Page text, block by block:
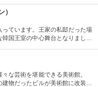
てたのしい、作って楽しい工房
）
ています。王家の私邸だった場
国王室の中心舞台となりまし
ミックスされた面白い造りとな
な芸術を堪能できる美術館。
物だったビルが美術館に改装。